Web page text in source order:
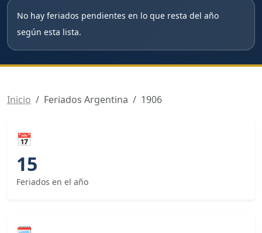
No hay feriados pendientes en lo que resta del año
según esta lista.
Inicio Feriados Argentina 1906
📅
15
Feriados en el año